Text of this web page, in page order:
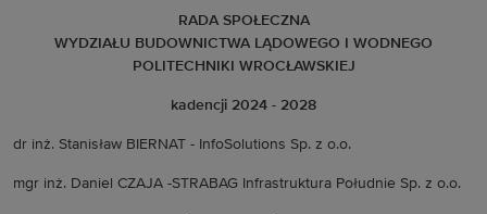
RADA SPOŁECZNA
WYDZIAŁU BUDOWNICTWA LĄDOWEGO I WODNEGO
POLITECHNIKI WROCŁAWSKIEJ
kadencji 2024 - 2028
dr inż. Stanisław BIERNAT - InfoSolutions Sp. z o.o.
mgr inż. Daniel CZAJA -STRABAG Infrastruktura Południe Sp. z o.o.